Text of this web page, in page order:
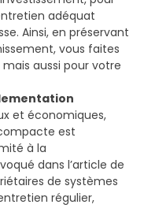
adéquat
Ainsi, en préservant
vous faites
aussi pour votre
et économiques,
est
à la
dans l’article de
de systèmes
régulier,